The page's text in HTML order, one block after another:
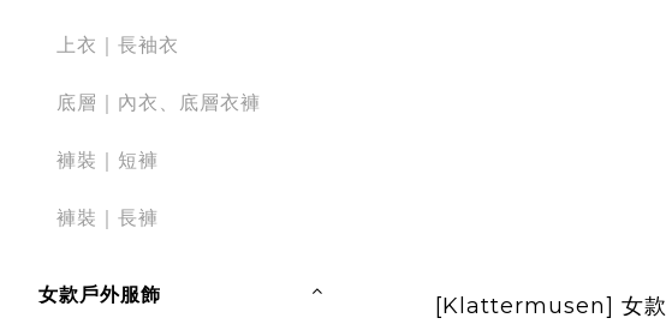
上衣｜長袖衣
底層｜內衣、底層衣褲
褲裝｜短褲
褲裝｜長褲
女款戶外服飾
[Klattermusen] 女款